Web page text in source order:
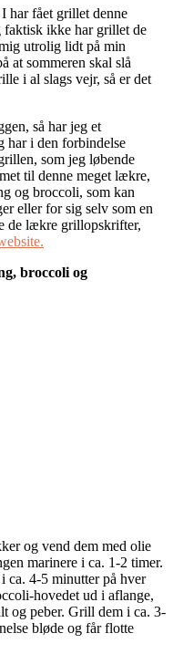
har fået grillet denne
faktisk ikke har grillet de
utrolig lidt på min
at sommeren skal slå
i al slags vejr, så er det
så har jeg et
har i den forbindelse
som jeg løbende
til denne meget lækre,
og broccoli, som kan
eller for sig selv som en
de lækre grillopskrifter,
broccoli og
og vend dem med olie
marinere i ca. 1-2 timer.
4-5 minutter på hver
hovedet ud i aflange,
og peber. Grill dem i ca. 3-
bløde og får flotte